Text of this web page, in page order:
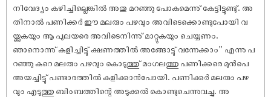
നിവേദ്യം കഴിച്ചില്ലെങ്കിൽ അതു മറഞ്ഞു പോകുമെന്നു് കേട്ടിട്ടുണ്ടു്. അ
തിനാൽ പണിക്കർ ഈ മലരും പഴവും അവിടെക്കൊണ്ടുപോയി വ
യ്ക്കുകയും ആ പുലയരെ അവിടെനിന്നു് മാറ്റുകയും ചെയ്യണം.
ഞാനൊന്നു് കുളിച്ചിട്ടു് ക്ഷണത്തിൽ അങ്ങോട്ടു് വന്നേക്കാം” എന്നു പ
റഞ്ഞു കുറെ മലരും പഴവും കൊടുത്തു് മംഗലത്തു പണിക്കരെ മുൻപെ
അയച്ചിട്ടു് പണ്ടാരത്തിൽ കുളിക്കാൻപോയി. പണിക്കർ മലരും പഴ
വും എടുത്തു ബിംബത്തിന്റെ അടുക്കൽ കൊണ്ടുചെന്നുവച്ചു. അ